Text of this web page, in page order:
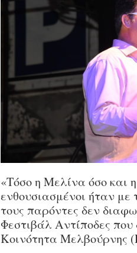
«Τόσο η Μελίνα όσο και
ενθουσιασμένοι ήταν
τους παρόντες δεν
Φεστιβάλ Αντίποδες
Κοινότητα Μελβούρνης